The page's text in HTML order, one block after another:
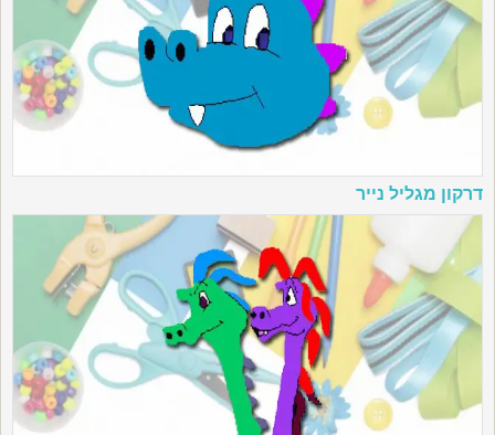
דרקון מגליל נייר